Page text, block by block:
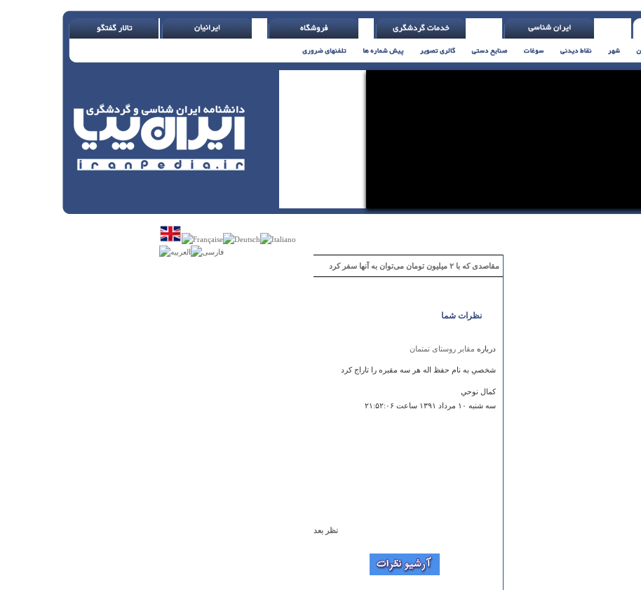
مقاصدی که با ۲ میلیون تومان می‌توان به آنها سفر کرد
نظرات شما
درباره مقابر روستای تمتمان
شخصي به نام حفظ اله هر سه مقبره را تاراج كرد
كمال نوحي
سه شنبه ۱۰ مرداد ۱۳۹۱ ساعت ۲۱:۵۲:۰۶
خوب بود کاش عکس هم میگذاشتید
نظر بعد